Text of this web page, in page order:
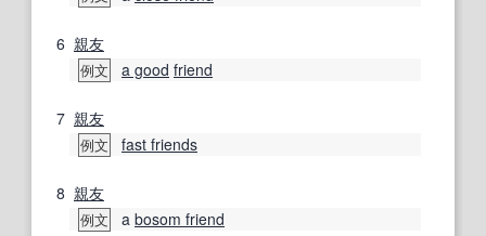
6 親友
例文 a good friend
7 親友
例文 fast friends
8 親友
例文 a bosom friend